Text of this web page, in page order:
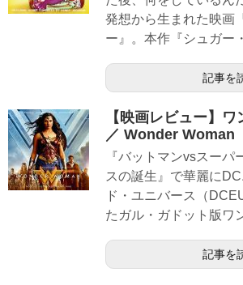
発想から生まれた映画
ー』。本作『シュガー
記事を
【映画レビュー】
／ Wonder Woman
『バットマンvsスーパ
スの誕生』で華麗に
ド・ユニバース（
たガル・ガドット版ワ
記事を